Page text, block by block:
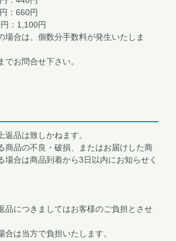
：660円
：1,100円
場合は、個数分手数料が発生いたしま
お問合せ下さい。
品は致しかねます。
商品の不良・破損、またはお届けした商
場合は商品到着から3日以内にお知らせく
品につきましてはお客様のご負担とさせ
合は当方で負担いたします。